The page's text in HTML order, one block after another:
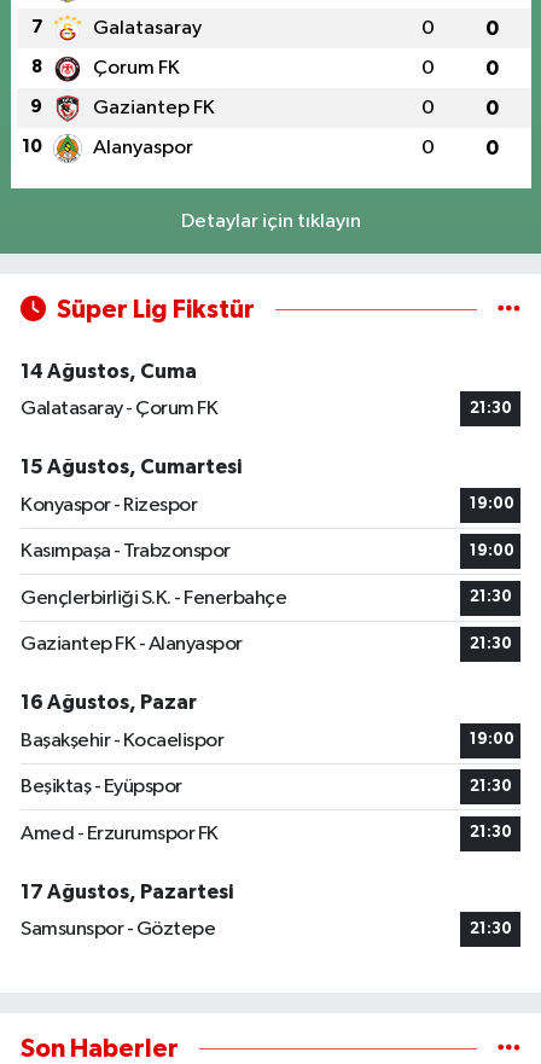
7 Galatasaray 0 0
8 Çorum FK 0 0
9 Gaziantep FK 0 0
10 Alanyaspor 0 0
Detaylar için tıklayın
Süper Lig Fikstür
14 Ağustos, Cuma
Galatasaray - Çorum FK
21:30
15 Ağustos, Cumartesi
Konyaspor - Rizespor
19:00
Kasımpaşa - Trabzonspor 19:00
Gençlerbirliği S.K. - Fenerbahçe 21:30
Gaziantep FK - Alanyaspor 21:30
16 Ağustos, Pazar
Başakşehir - Kocaelispor
19:00
Beşiktaş - Eyüpspor 21:30
Amed - Erzurumspor FK 21:30
17 Ağustos, Pazartesi
Samsunspor - Göztepe
21:30
Son Haberler